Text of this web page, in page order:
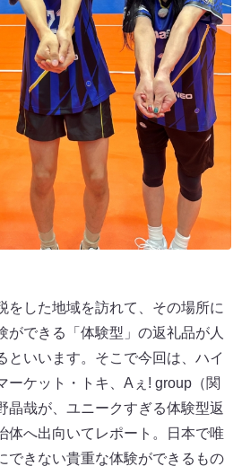
をした地域を訪れて、その場所に
ができる「体験型」の返礼品が人
といいます。そこで今回は、ハイ
ーケット・トキ、Aぇ! group（関
晶哉が、ユニークすぎる体験型返
体へ出向いてレポート。日本で唯
できない貴重な体験ができるもの